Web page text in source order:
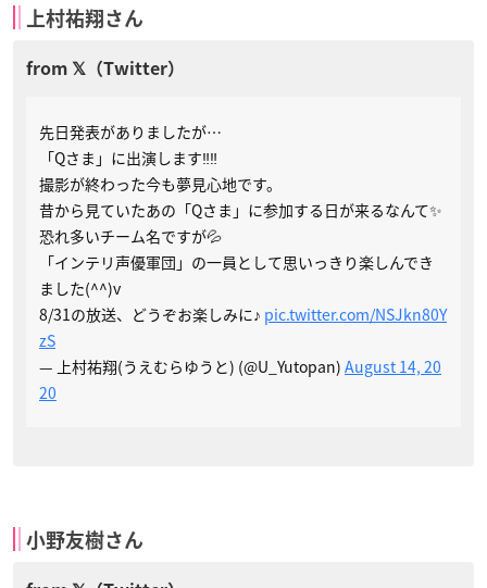
上村祐翔さん
先日発表がありましたが…
「Qさま」に出演します‼️‼️
撮影が終わった今も夢見心地です。
昔から見ていたあの「Qさま」に参加する日が来るなんて✨
恐れ多いチーム名ですが💦
「インテリ声優軍団」の一員として思いっきり楽しんでき
ました(^^)v
8/31の放送、どうぞお楽しみに♪ pic.twitter.com/NSJkn80Y
zS
— 上村祐翔(うえむらゆうと) (@U_Yutopan) August 14, 20
20
小野友樹さん